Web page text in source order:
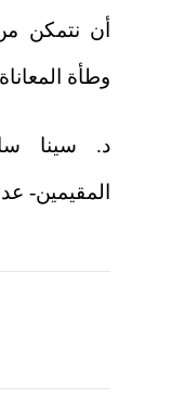
أن نتمكن
وطأة
د. سينا
المقيمين-